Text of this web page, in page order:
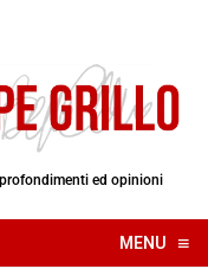
ed opinioni
MENU ≡
☰